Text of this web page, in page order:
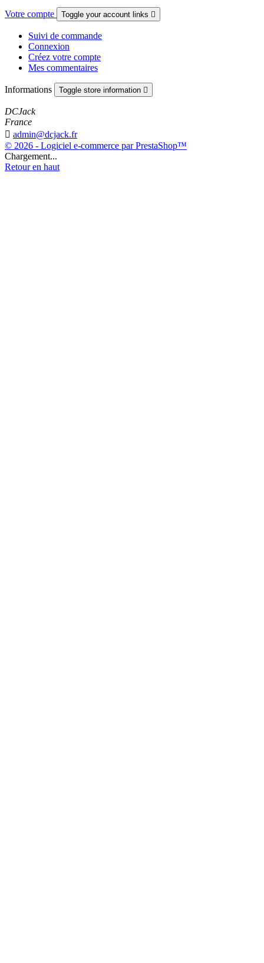
Votre compte Toggle your account links 
Suivi de commande
Connexion
Créez votre compte
Mes commentaires
Informations Toggle store information 
DCJack
France
 admin@dcjack.fr
© 2026 - Logiciel e-commerce par PrestaShop™
Chargement...
Retour en haut